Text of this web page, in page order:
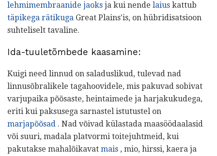
lehmimembraanide jaoks ja kui nende laius kattub
täpikega rätikuga Great Plains'is, on hübridisatsioon
suhteliselt tavaline.
Ida-tuuletõmbede kaasamine:
Kuigi need linnud on saladuslikud, tulevad nad
linnusõbralikele tagahoovidele, mis pakuvad sobivat
varjupaika põõsaste, heintaimede ja harjakukudega,
eriti kui paksusega sarnastel istutustel on
marjapõõsad . Nad võivad külastada maasöödaalasid
või suuri, madala platvormi toitejuhtmeid, kui
pakutakse mahalõikavat mais , mio, hirssi, kaera ja